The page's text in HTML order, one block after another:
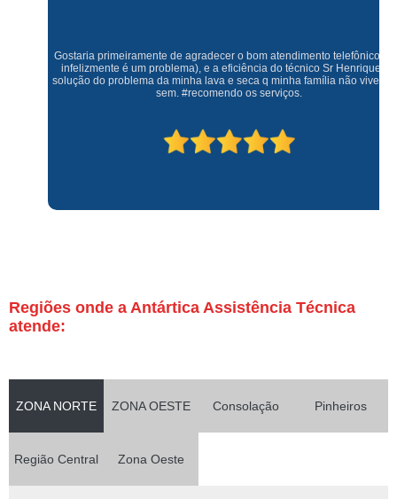
Gostaria primeiramente de agradecer o bom atendimento telefônico (q hj
infelizmente é um problema), e a eficiência do técnico Sr Henrique na
solução do problema da minha lava e seca q minha família não vive mais
sem. #recomendo os serviços.
Regiões onde a Antártica Assistência Técnica
atende:
ZONA NORTE ZONA OESTE Consolação Pinheiros
Região Central Zona Oeste